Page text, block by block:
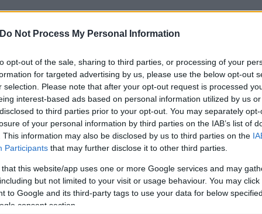
Do Not Process My Personal Information
opt-out of the sale, sharing to third parties, or processing of your
for targeted advertising by us, please use the below opt-out
selection. Please note that after your opt-out request is processed
interest-based ads based on personal information utilized by us
to third parties prior to your opt-out. You may separately
of your personal information by third parties on the IAB’s list of
This information may also be disclosed by us to third parties on the
Participants that may further disclose it to other third parties.
that this website/app uses one or more Google services and may
but not limited to your visit or usage behaviour. You may
to Google and its third-party tags to use your data for below
consent section.
για τρία χρόνια δεν αγωνιζόταν καθώς
το όνειρό τους έγινε πραγματικότητα, η Case
να λάβει μέρος στον υπερμαραθώνιο και
μαζί το μωράκι και το σύντροφό της αλλά και
και σταματούσε σε σταθμούς
ορεινού τρεξίματος κατάφερε να
δεν πίστευε ποτέ ότι θα κατάφερνε να ανέβει